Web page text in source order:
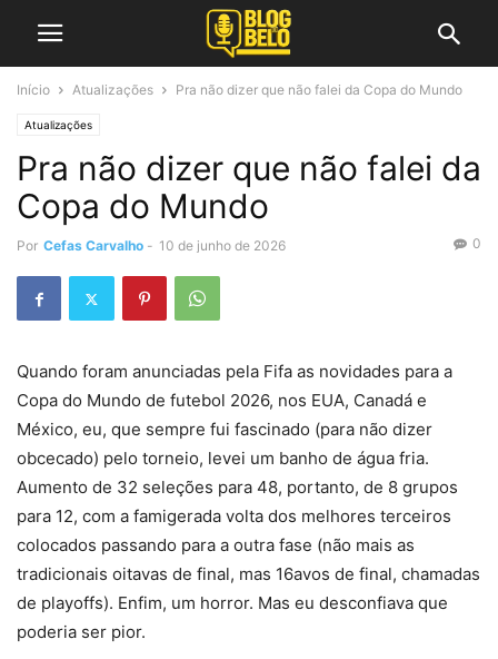
Início Atualizações Pra não dizer que não falei da Copa do Mundo
Atualizações
Pra não dizer que não falei da
Copa do Mundo
Por Cefas Carvalho - 10 de junho de 2026 0
Quando foram anunciadas pela Fifa as novidades para a
Copa do Mundo de futebol 2026, nos EUA, Canadá e
México, eu, que sempre fui fascinado (para não dizer
obcecado) pelo torneio, levei um banho de água fria.
Aumento de 32 seleções para 48, portanto, de 8 grupos
para 12, com a famigerada volta dos melhores terceiros
colocados passando para a outra fase (não mais as
tradicionais oitavas de final, mas 16avos de final, chamadas
de playoffs). Enfim, um horror. Mas eu desconfiava que
poderia ser pior.